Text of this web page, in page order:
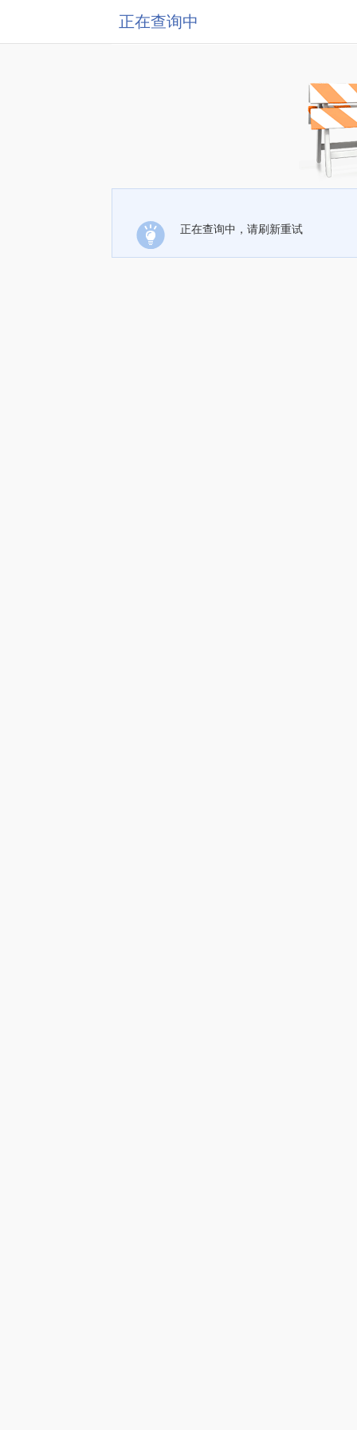
正在查询中
正在查询中，请刷新重试